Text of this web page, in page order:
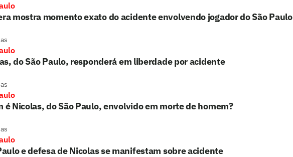
mostra momento exato do acidente envolvendo jogador do São Paulo
do São Paulo, responderá em liberdade por acidente
é Nicolas, do São Paulo, envolvido em morte de homem?
e defesa de Nicolas se manifestam sobre acidente